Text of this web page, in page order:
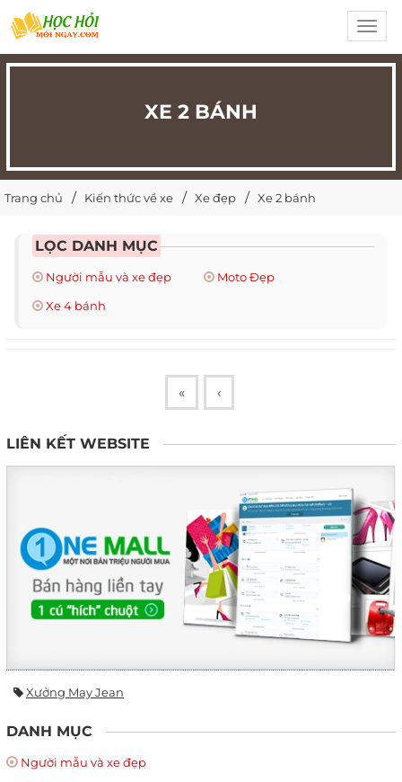
XE 2 BÁNH
Trang chủ Kiến thức về xe Xe đẹp Xe 2 bánh
LỌC DANH MỤC
Người mẫu và xe đẹp
Moto Đẹp
Xe 4 bánh
« ‹
LIÊN KẾT WEBSITE
Xưởng May Jean
DANH MỤC
Người mẫu và xe đẹp